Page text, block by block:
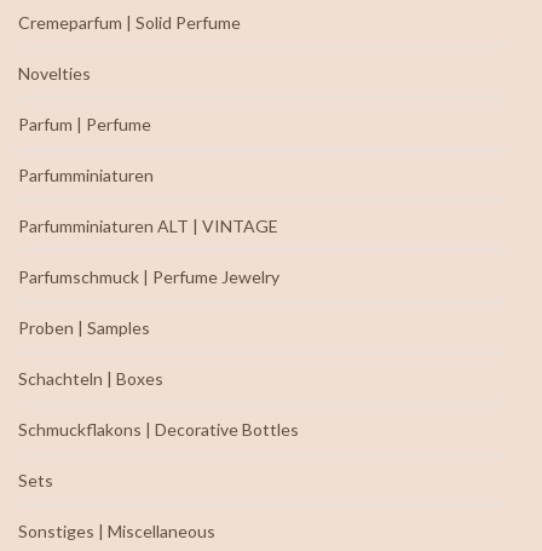
Cremeparfum | Solid Perfume
Novelties
Parfum | Perfume
Parfumminiaturen
Parfumminiaturen ALT | VINTAGE
Parfumschmuck | Perfume Jewelry
Proben | Samples
Schachteln | Boxes
Schmuckflakons | Decorative Bottles
Sets
Sonstiges | Miscellaneous